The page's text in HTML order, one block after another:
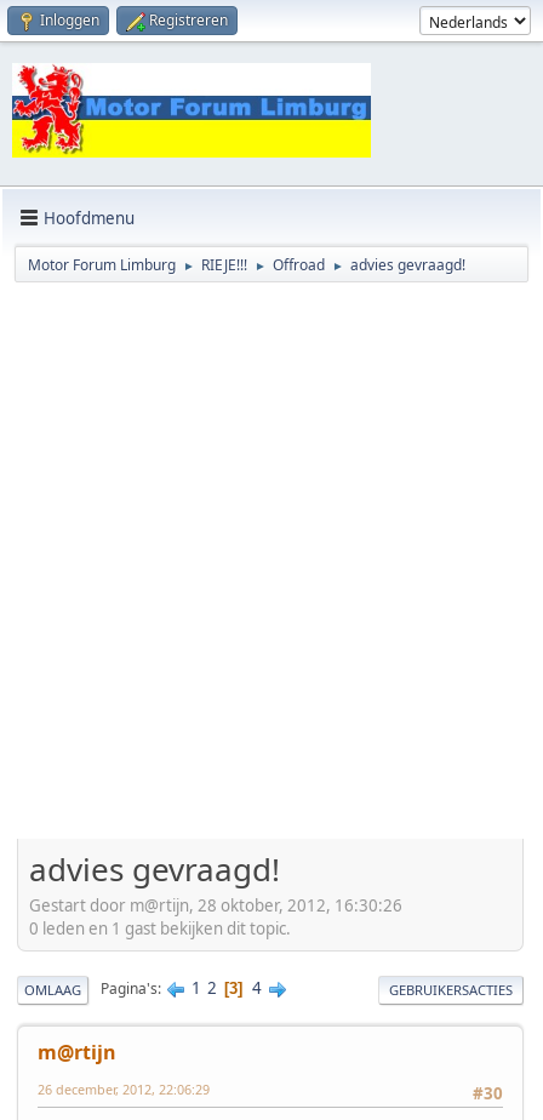
Inloggen Registreren
Hoofdmenu
Motor Forum Limburg ► RIEJE!!! ► Offroad ► advies gevraagd!
advies gevraagd!
Gestart door m@rtijn, 28 oktober, 2012, 16:30:26
0 leden en 1 gast bekijken dit topic.
OMLAAG Pagina's 1 2 3 4 GEBRUIKERSACTIES
m@rtijn
#30
26 december, 2012, 22:06:29